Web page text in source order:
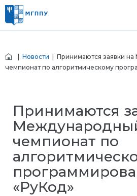
Новости | Принимаются заявки
чемпионат по алгоритмическому
Принимаются
чемпионат по
«РуКод»